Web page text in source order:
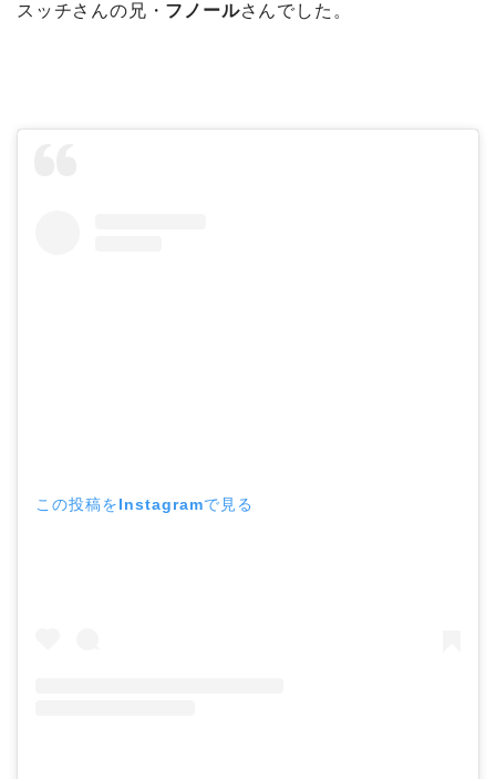
スッチさんの兄・ フノールさんでした。
この投稿をInstagramで見る